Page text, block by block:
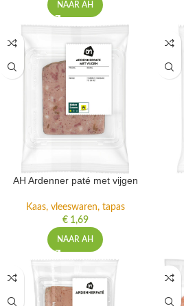
NAAR AH
AH Ardenner paté met vijgen
Kaas, vleeswaren, tapas
€1,69
NAAR AH